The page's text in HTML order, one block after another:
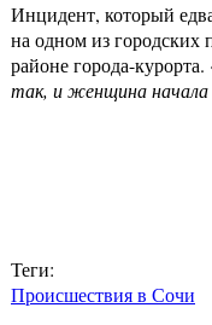
Инцидент, который
на одном из
районе города-курорта.
так, и женщина
Теги:
Происшествия в Сочи